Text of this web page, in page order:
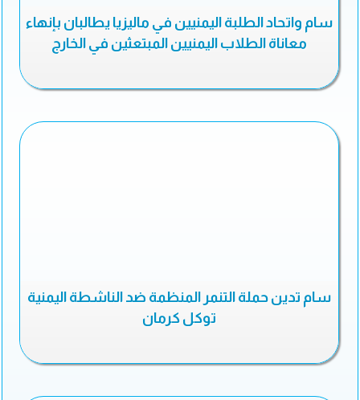
سام واتحاد الطلبة اليمنيين في ماليزيا يطالبان بإنهاء
معاناة الطلاب اليمنيين المبتعثين في الخارج
سام تدين حملة التنمر المنظمة ضد الناشطة اليمنية
توكل كرمان